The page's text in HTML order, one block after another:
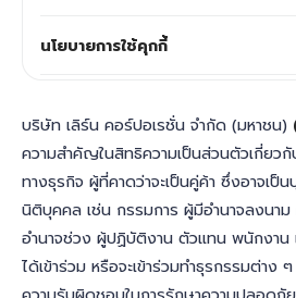
นโยบายการใช้คุกกี้
บริษัท เลิร์น คอร์ปอเรชั่น จำกัด (มหาชน)
ความสำคัญในสิทธิความเป็นส่วนตัวเกี่ยว
ทางธุรกิจ ผู้ที่คาดว่าจะเป็นคู่ค้า ซึ่งอาจเ
นิติบุคคล เช่น กรรมการ ผู้มีอำนาจลงนา
อำนาจช่วง ผู้ปฏิบัติงาน ตัวแทน พนักงา
ได้เข้าร่วม หรือจะเข้าร่วมทำธุรกรรมต่าง